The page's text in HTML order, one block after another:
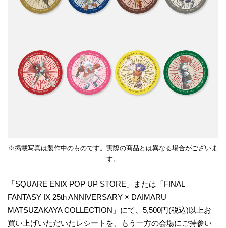
※掲載写真は製作中のものです。実際の商品とは異なる場合がございま
す。
「SQUARE ENIX POP UP STORE」または「FINAL
FANTASY IX 25th ANNIVERSARY × DAIMARU
MATSUZAKAYA COLLECTION」にて、5,500円(税込)以上お
買い上げいただいたレシートを、もう一方の会場にご持参い